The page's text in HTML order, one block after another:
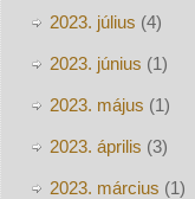
2023. július (4)
2023. június (1)
2023. május (1)
2023. április (3)
2023. március (1)